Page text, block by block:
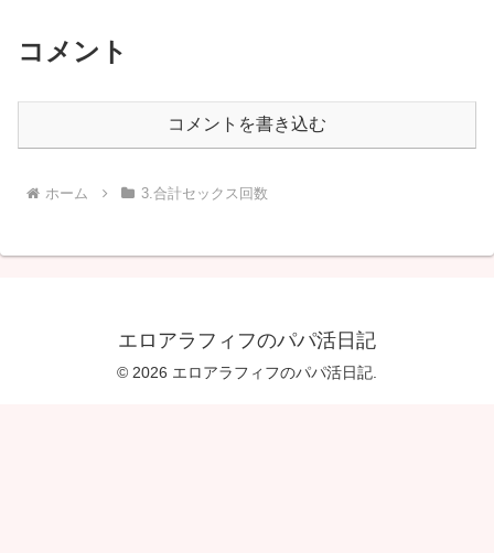
コメント
コメントを書き込む
ホーム 3.合計セックス回数
エロアラフィフのパパ活日記
© 2026 エロアラフィフのパパ活日記.